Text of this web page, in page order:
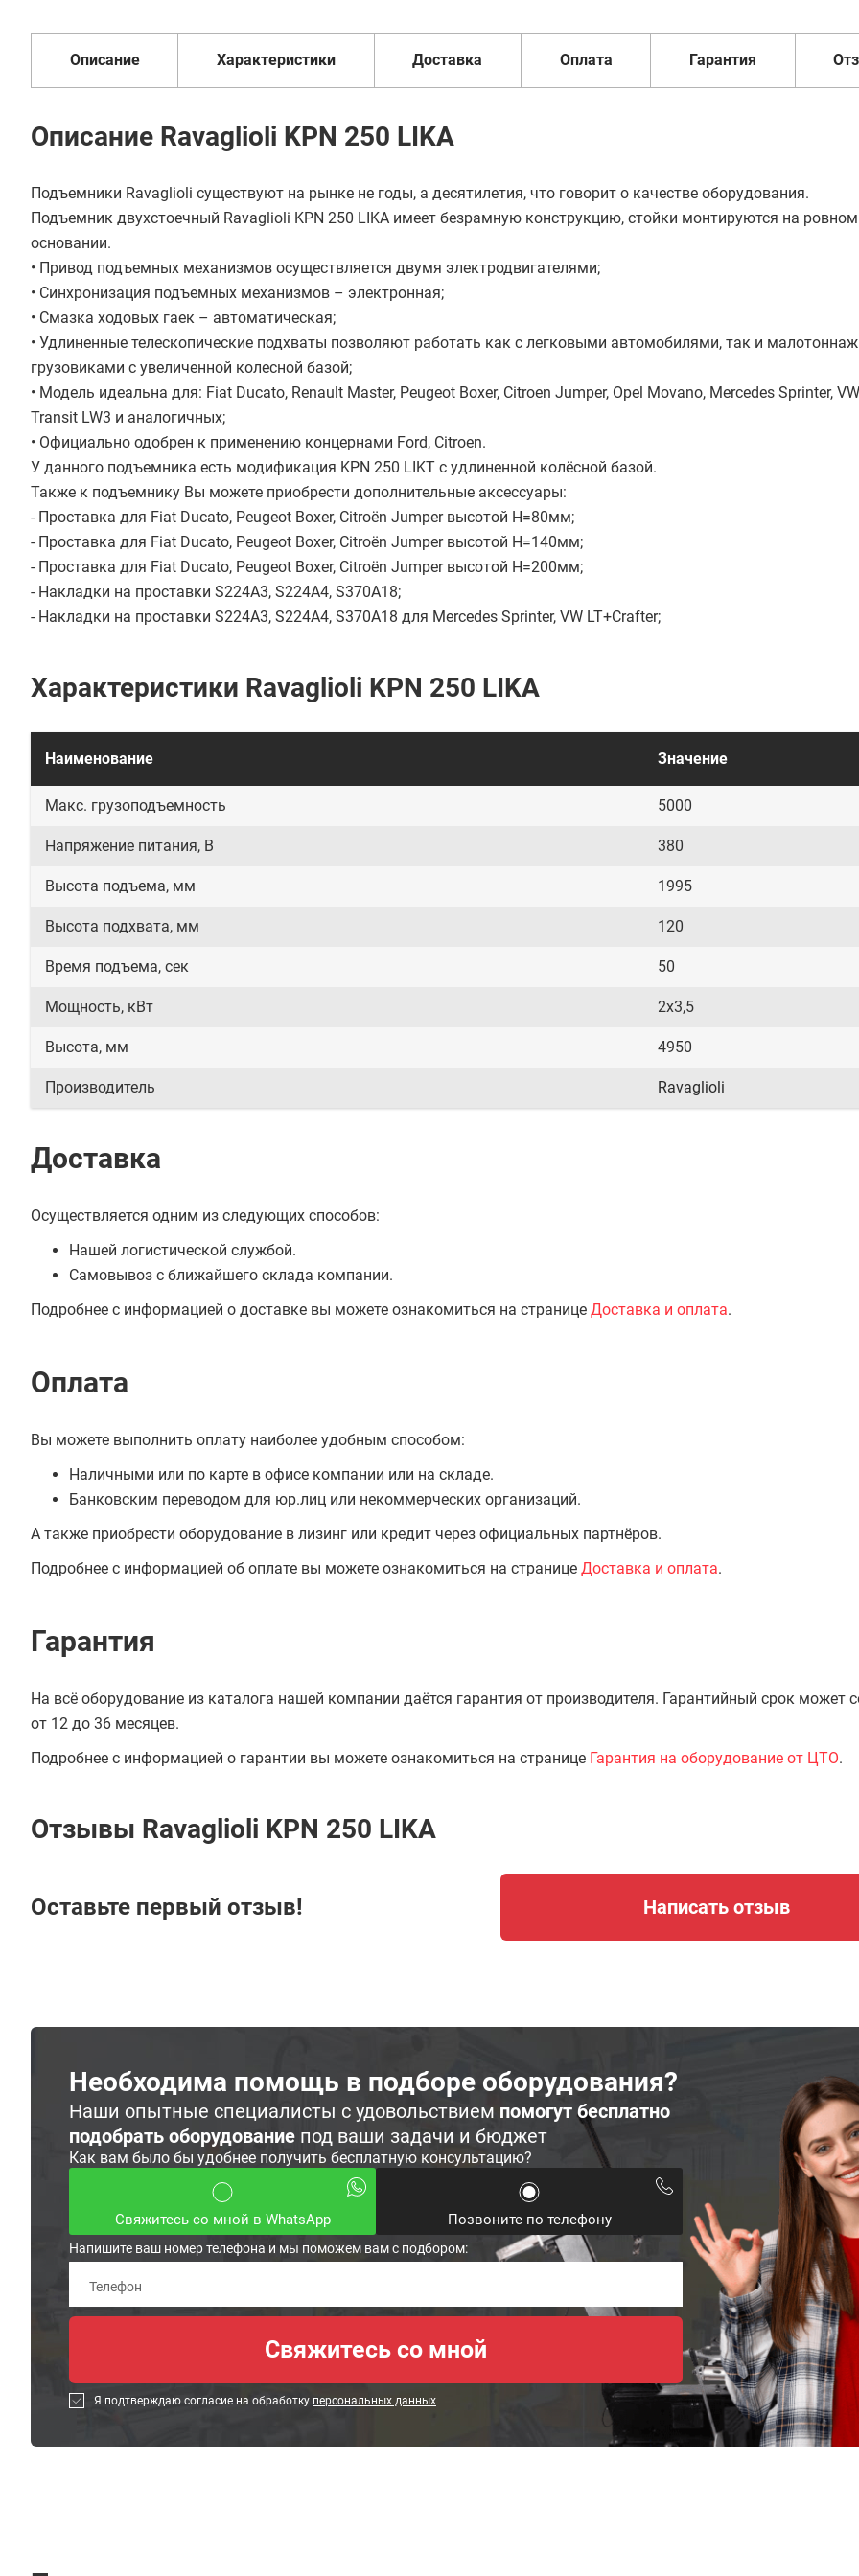
Описание Характеристики Доставка Оплата Гарантия
Описание Ravaglioli KPN 250 LIKA
Подъемники Ravaglioli существуют на рынке не годы, а десятилетия, что говорит о качестве оборудования.
Подъемник двухстоечный Ravaglioli KPN 250 LIKA имеет безрамную конструкцию, стойки монтируются на
основании.
• Привод подъемных механизмов осуществляется двумя электродвигателями;
• Синхронизация подъемных механизмов – электронная;
• Смазка ходовых гаек – автоматическая;
• Удлиненные телескопические подхваты позволяют работать как с легковыми автомобилями, так и
грузовиками с увеличенной колесной базой;
• Модель идеальна для: Fiat Ducato, Renault Master, Peugeot Boxer, Citroen Jumper, Opel Movano, Mercedes Sprinter,
Transit LW3 и аналогичных;
• Официально одобрен к применению концернами Ford, Citroen.
У данного подъемника есть модификация KPN 250 LIKT с удлиненной колёсной базой.
Также к подъемнику Вы можете приобрести дополнительные аксессуары:
- Проставка для Fiat Ducato, Peugeot Boxer, Citroën Jumper высотой H=80мм;
- Проставка для Fiat Ducato, Peugeot Boxer, Citroën Jumper высотой H=140мм;
- Проставка для Fiat Ducato, Peugeot Boxer, Citroën Jumper высотой H=200мм;
- Накладки на проставки S224A3, S224A4, S370A18;
- Накладки на проставки S224A3, S224A4, S370A18 для Mercedes Sprinter, VW LT+Crafter;
Характеристики Ravaglioli KPN 250 LIKA
Наименование Значение
Макс. грузоподъемность 5000
Напряжение питания, В 380
Высота подъема, мм 1995
Высота подхвата, мм 120
Время подъема, сек 50
Мощность, кВт 2х3,5
Высота, мм 4950
Производитель Ravaglioli
Доставка
Осуществляется одним из следующих способов:
Нашей логистической службой.
Самовывоз с ближайшего склада компании.
Подробнее с информацией о доставке вы можете ознакомиться на странице Доставка и оплата.
Оплата
Вы можете выполнить оплату наиболее удобным способом:
Наличными или по карте в офисе компании или на складе.
Банковским переводом для юр.лиц или некоммерческих организаций.
А также приобрести оборудование в лизинг или кредит через официальных партнёров.
Подробнее с информацией об оплате вы можете ознакомиться на странице Доставка и оплата.
Гарантия
На всё оборудование из каталога нашей компании даётся гарантия от производителя. Гарантийный срок может
от 12 до 36 месяцев.
Подробнее с информацией о гарантии вы можете ознакомиться на странице Гарантия на оборудование от ЦТО.
Отзывы Ravaglioli KPN 250 LIKA
Оставьте первый отзыв! Написать отзыв
Необходима помощь в подборе оборудования?
Наши опытные специалисты с удовольствием помогут бесплатно
подобрать оборудование под ваши задачи и бюджет
Как вам было бы удобнее получить бесплатную консультацию?
Свяжитесь со мной в WhatsApp Позвоните по телефону
Напишите ваш номер телефона и мы поможем вам с подбором:
Я подтверждаю согласие на обработку персональных данных